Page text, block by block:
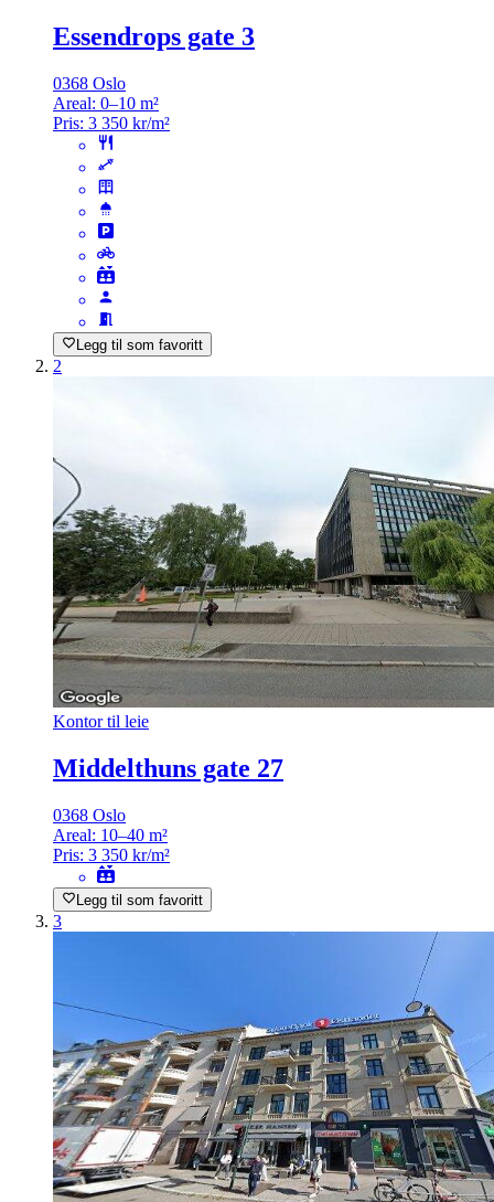
Essendrops gate 3
0368 Oslo
Areal: 0–10 m²
Pris: 3 350 kr/m²
Legg til som favoritt
2
Kontor til leie
Middelthuns gate 27
0368 Oslo
Areal: 10–40 m²
Pris: 3 350 kr/m²
Legg til som favoritt
3